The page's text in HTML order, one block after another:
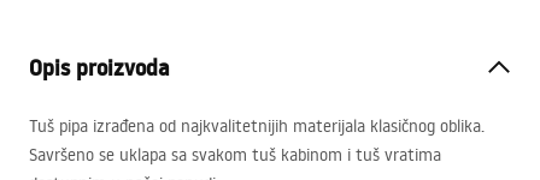
Opis proizvoda
Tuš pipa izrađena od najkvalitetnijih materijala klasičnog oblika.
Savršeno se uklapa sa svakom tuš kabinom i tuš vratima